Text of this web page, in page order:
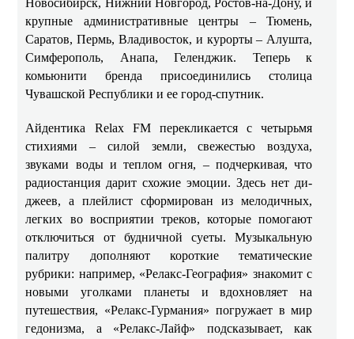
Новосибирск, Нижний Новгород, Ростов-на-Дону, и
крупные административные центры – Тюмень,
Саратов, Пермь, Владивосток, и курорты – Алушта,
Симферополь, Анапа, Геленджик. Теперь к
комьюнити бренда присоединились столица
Чувашской Республики и ее город-спутник.
Айдентика Relax FM перекликается с четырьмя
стихиями – силой земли, свежестью воздуха,
звуками воды и теплом огня, – подчеркивая, что
радиостанция дарит схожие эмоции. Здесь нет ди-
джеев, а плейлист сформирован из мелодичных,
легких во восприятии треков, которые помогают
отключиться от будничной суеты. Музыкальную
палитру дополняют короткие тематические
рубрики: например, «Релакс‑География» знакомит с
новыми уголками планеты и вдохновляет на
путешествия, «Релакс‑Гурмания» погружает в мир
гедонизма, а «Релакс‑Лайф» подсказывает, как